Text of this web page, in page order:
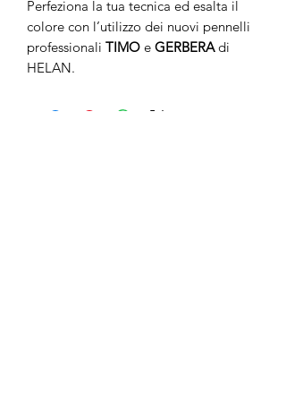
Perfeziona la tua tecnica ed esalta il
colore con l’utilizzo dei nuovi pennelli
professionali TIMO e GERBERAdi
HELAN.